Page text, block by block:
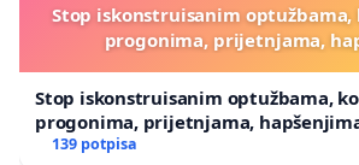
Stop iskonstruisanim
progonima, prijetnjama,
Stop iskonstruisanim optužbama,
progonima, prijetnjama,
139 potpisa